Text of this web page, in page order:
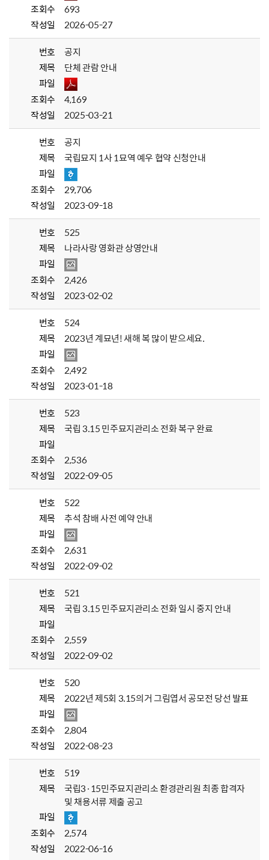
조회수
693
작성일
2026-05-27
번호
공지
제목
단체 관람 안내
파일
조회수
4,169
작성일
2025-03-21
번호
공지
제목
국립묘지 1사 1묘역 예우 협약 신청안내
파일
조회수
29,706
작성일
2023-09-18
번호
525
제목
나라사랑 영화관 상영안내
파일
조회수
2,426
작성일
2023-02-02
번호
524
제목
2023년 계묘년! 새해 복 많이 받으세요.
파일
조회수
2,492
작성일
2023-01-18
번호
523
제목
국립 3.15 민주묘지관리소 전화 복구 완료
파일
조회수
2,536
작성일
2022-09-05
번호
522
제목
추석 참배 사전 예약 안내
파일
조회수
2,631
작성일
2022-09-02
번호
521
제목
국립 3.15 민주묘지관리소 전화 일시 중지 안내
파일
조회수
2,559
작성일
2022-09-02
번호
520
제목
2022년 제5회 3.15의거 그림엽서 공모전 당선 발표
파일
조회수
2,804
작성일
2022-08-23
번호
519
제목
국립3·15민주묘지관리소 환경관리원 최종 합격자
및 채용서류 제출 공고
파일
조회수
2,574
작성일
2022-06-16